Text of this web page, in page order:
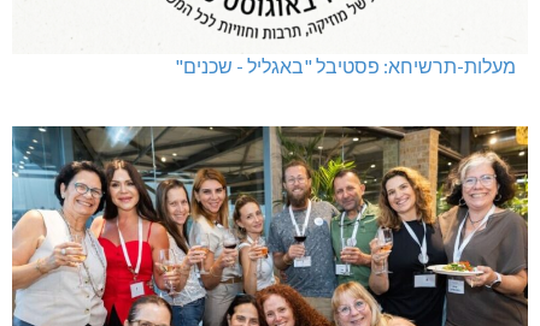
מעלות-תרשיחא: פסטיבל "באגליל - שכנים"